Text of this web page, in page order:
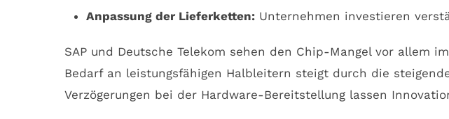
Anpassung der Lieferketten:Unternehmen investieren
SAP und Deutsche Telekom sehen den Chip-Mangel vor allem
Bedarf an leistungsfähigen Halbleitern steigt durch die
Verzögerungen bei der Hardware-Bereitstellung lassen